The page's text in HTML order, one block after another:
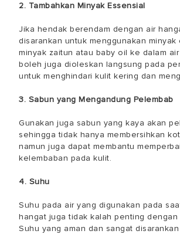
2. Tambahkan Minyak Essensial
Jika hendak berendam dengan air
disarankan untuk menggunakan
minyak zaitun atau baby oil ke dalam
boleh juga dioleskan langsung pada
untuk menghindari kulit kering dan
3. Sabun yang Mengandung Pelembab
Gunakan juga sabun yang kaya akan
sehingga tidak hanya membersihkan
namun juga dapat membantu
kelembaban pada kulit.
4. Suhu
Suhu pada air yang digunakan pada
hangat juga tidak kalah penting dengan
Suhu yang aman dan sangat